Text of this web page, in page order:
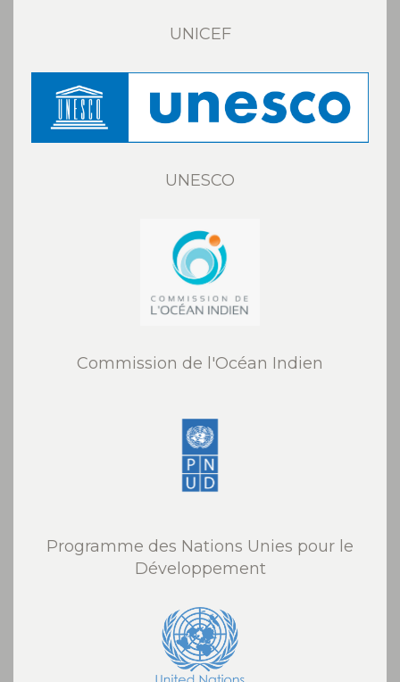
UNICEF
UNESCO
Commission de l'Océan Indien
Programme des Nations Unies pour le
Développement